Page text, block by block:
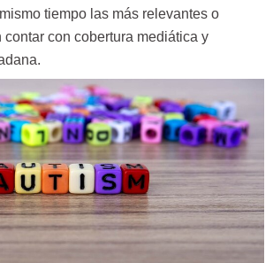
tiempo las más relevantes o
contar con cobertura mediática y